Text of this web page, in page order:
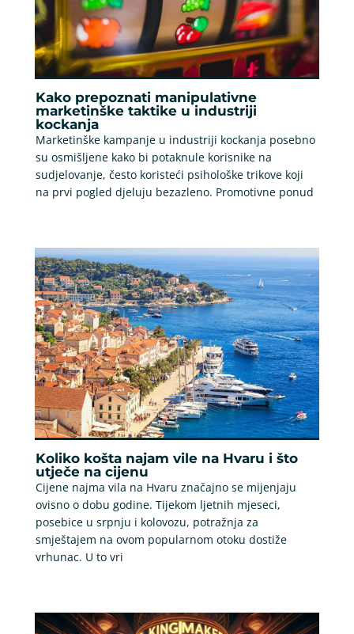
Kako prepoznati manipulativne
marketinške taktike u industriji
kockanja
Marketinške kampanje u industriji kockanja posebno
su osmišljene kako bi potaknule korisnike na
sudjelovanje, često koristeći psihološke trikove koji
na prvi pogled djeluju bezazleno. Promotivne ponud
Koliko košta najam vile na Hvaru i što
utječe na cijenu
Cijene najma vila na Hvaru značajno se mijenjaju
ovisno o dobu godine. Tijekom ljetnih mjeseci,
posebice u srpnju i kolovozu, potražnja za
smještajem na ovom popularnom otoku dostiže
vrhunac. U to vri